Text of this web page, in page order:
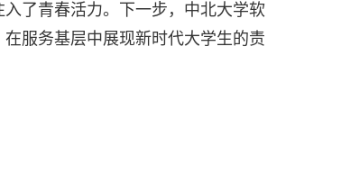
了青春活力。下一步，中北大学软
服务基层中展现新时代大学生的责